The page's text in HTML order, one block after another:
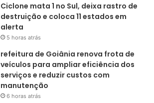
Ciclone mata 1 no Sul, deixa rastro de
destruição e coloca 11 estados em
alerta
5 horas atrás
refeitura de Goiânia renova frota de
veículos para ampliar eficiência dos
serviços e reduzir custos com
manutenção
6 horas atrás